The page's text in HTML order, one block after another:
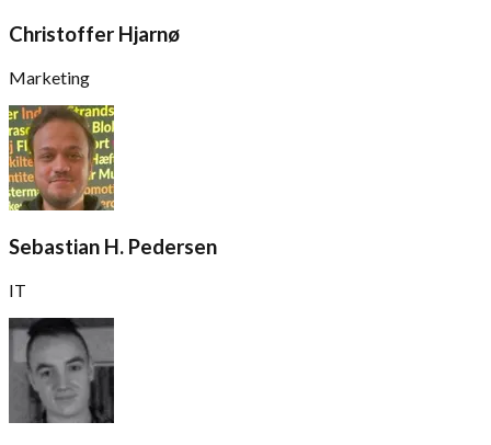
Christoffer Hjarnø
Marketing
Sebastian H. Pedersen
IT